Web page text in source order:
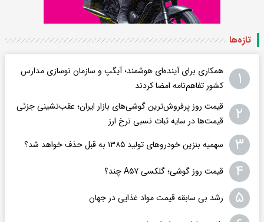
تازه‌ها
۱
همکاری برای آینده‌ای هوشمند؛ آیگپ و سازمان نوسازی مدارس
کشور تفاهم‌نامه امضا کردند
۲
قیمت روز پرفروش‌ترین گوشی‌های بازار ایران؛ عقب‌نشینی جزئی
قیمت‌ها در سایه ثبات نسبی نرخ ارز
۳ سهمیه بنزین خودروهای تولید ۱۳۸۵ به قبل حذف خواهد شد؟
۴ قیمت روز گوشی؛ گلکسی A۵۷ چند؟
۵ رشد بی سابقه قیمت مواد غذایی در جهان